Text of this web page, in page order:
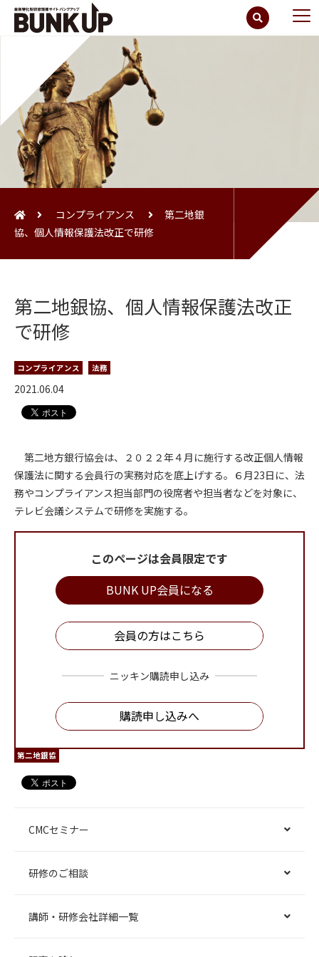
コンプライアンス
第二地銀
協、個人情報保護法改正で研修
第二地銀協、個人情報保護法改正
で研修
コンプライアンス 法務
2021.06.04
第二地方銀行協会は、２０２２年４月に施行する改正個人情報
保護法に関する会員行の実務対応を底上げする。６月23日に、法
務やコンプライアンス担当部門の役席者や担当者などを対象に、
テレビ会議システムで研修を実施する。
このページは会員限定です
BUNK UP会員になる
会員の方はこちら
ニッキン購読申し込み
購読申し込みへ
第二地銀協
CMCセミナー
研修のご相談
講師・研修会社詳細一覧